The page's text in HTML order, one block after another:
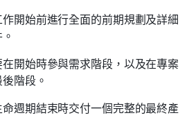
開始前進行全面的前期規劃及詳細
在開始時參與需求階段，以及在專案
階段。
週期結束時交付一個完整的最終產